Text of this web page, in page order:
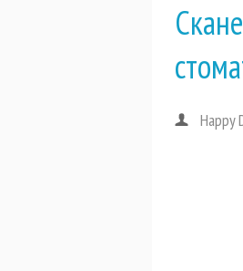
Happy